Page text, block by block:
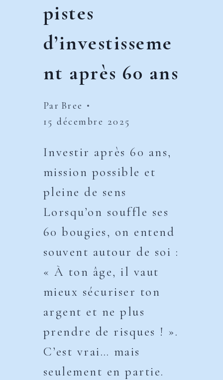
pistes
d’investisseme
nt après 60 ans
Par Bree
15 décembre 2025
Investir après 60 ans,
mission possible et
pleine de sens
Lorsqu’on souffle ses
60 bougies, on entend
souvent autour de soi :
« À ton âge, il vaut
mieux sécuriser ton
argent et ne plus
prendre de risques ! ».
C’est vrai… mais
seulement en partie.